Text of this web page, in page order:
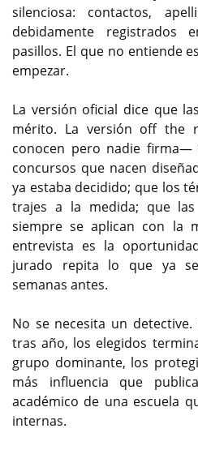
silenciosa: contactos,
debidamente
pasillos. El que no entiende
empezar.
La versión oficial dice que
mérito. La versión off the
conocen pero nadie
concursos que nacen
ya estaba decidido; que los
trajes a la medida; que las
siempre se aplican con la
entrevista es la
jurado repita lo que ya
semanas antes.
No se necesita un
tras año, los elegidos
grupo dominante, los
más influencia que
académico de una escuela
internas.